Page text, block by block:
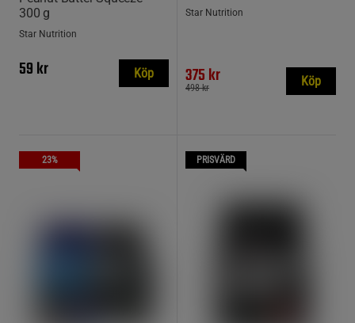
300 g
Star Nutrition
59 kr Köp
Star Nutrition
375 kr
498 kr Köp
23% PRISVÄRD